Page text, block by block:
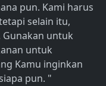
pun. Kami harus
selain itu,
untuk
untuk
Kamu inginkan
pun. "